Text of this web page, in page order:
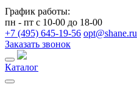
График работы:
пн - пт с 10-00 до 18-00
+7 (495) 645-19-56 opt@shane.ru
Заказать звонок
Каталог